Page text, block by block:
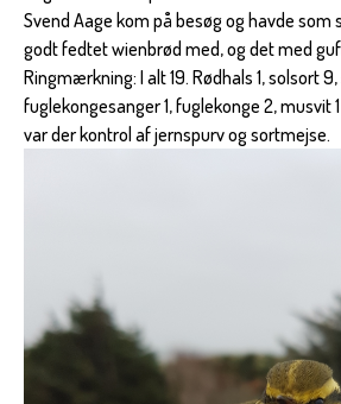
Svend Aage kom på besøg og havde
godt fedtet wienbrød med, og det med
Ringmærkning: I alt 19. Rødhals 1, solsort
fuglekongesanger 1, fuglekonge 2, musvit
var der kontrol af jernspurv og sortmejse.